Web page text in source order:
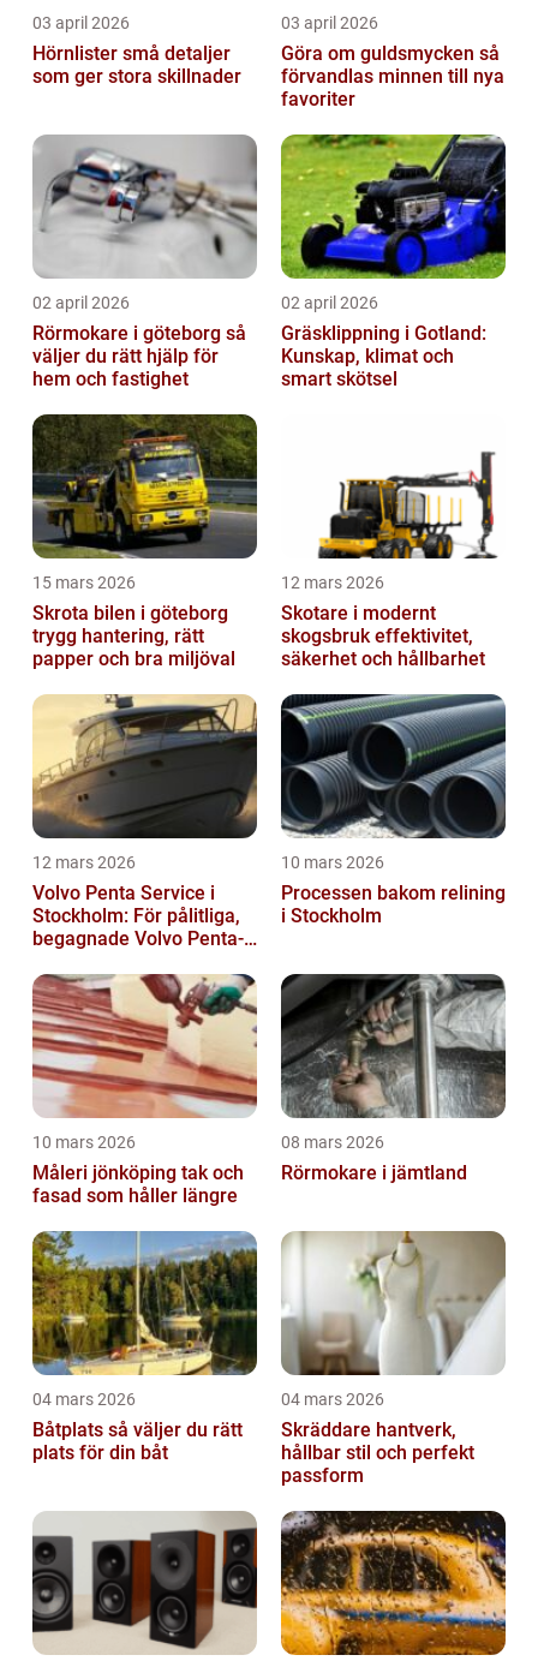
03 april 2026
Hörnlister små detaljer
som ger stora skillnader
03 april 2026
Göra om guldsmycken så
förvandlas minnen till nya
favoriter
02 april 2026
Rörmokare i göteborg så
väljer du rätt hjälp för
hem och fastighet
02 april 2026
Gräsklippning i Gotland:
Kunskap, klimat och
smart skötsel
15 mars 2026
Skrota bilen i göteborg
trygg hantering, rätt
papper och bra miljöval
12 mars 2026
Skotare i modernt
skogsbruk effektivitet,
säkerhet och hållbarhet
12 mars 2026
Volvo Penta Service i
Stockholm: För pålitliga,
begagnade Volvo Penta-
10 mars 2026
Processen bakom relining
i Stockholm
10 mars 2026
Måleri jönköping tak och
fasad som håller längre
08 mars 2026
Rörmokare i jämtland
04 mars 2026
Båtplats så väljer du rätt
plats för din båt
04 mars 2026
Skräddare hantverk,
hållbar stil och perfekt
passform